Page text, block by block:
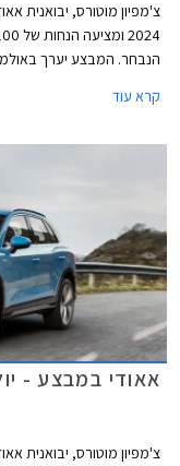
הנבחר. המבצע יערך
קרא עוד
אאודי במבצע - יולי
צ'מפיון מוטורס, יבואנית